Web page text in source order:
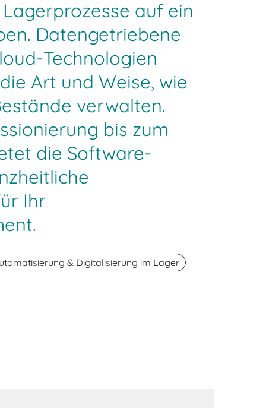
auf ein
Datengetriebene
Technologien
Art und Weise, wie
verwalten.
bis zum
die Software-
Ihr
& Digitalisierung im Lager